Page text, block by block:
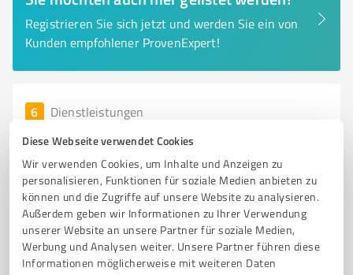
Diese Webseite verwendet Cookies
Wir verwenden Cookies, um Inhalte und Anzeigen zu
personalisieren, Funktionen für soziale Medien anbieten zu
können und die Zugriffe auf unsere Website zu analysieren.
Außerdem geben wir Informationen zu Ihrer Verwendung
unserer Website an unsere Partner für soziale Medien,
Werbung und Analysen weiter. Unsere Partner führen diese
Informationen möglicherweise mit weiteren Daten
Registrieren Sie sich jetzt und werden Sie ein von
Kunden empfohlener ProvenExpert!
6 Dienstleistungen
EIERBAGS Neu-Ulm
Hochwertige Herrenunterwäsche aus Bio-Baumwolle
von EIERBAGS in Neu-Ulm
HERRENUNTERWÄSCHE NACHHALTIGE MODE
HANDGEFERTIGT NEU-ULM OEKO-TEX GOTS QUALITÄT
LUXUS REGIONALE PRODUKTE MÄNNERUNTERWÄSCHE